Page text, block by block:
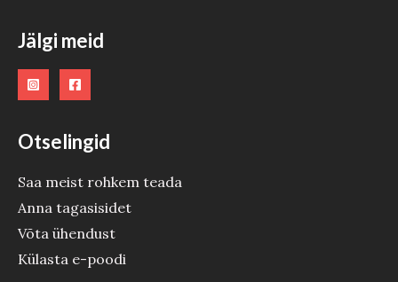
Jälgi meid
Otselingid
Saa meist rohkem teada
Anna tagasisidet
Võta ühendust
Külasta e-poodi